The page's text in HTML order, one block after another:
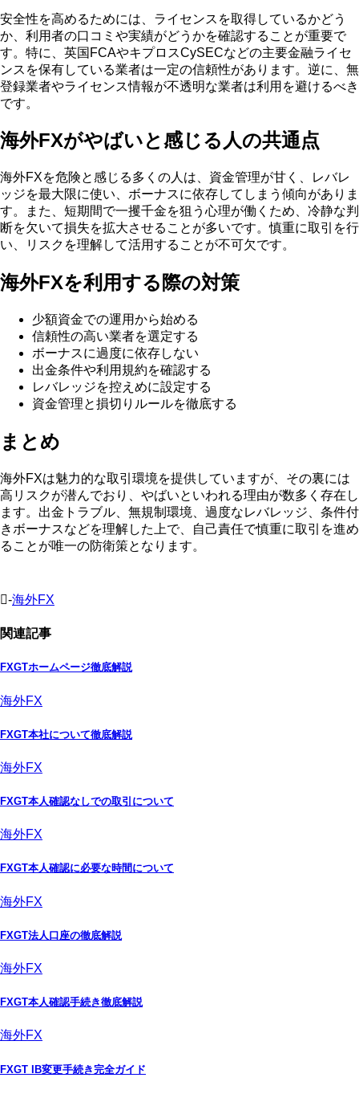
安全性を高めるためには、ライセンスを取得しているかどう
か、利用者の口コミや実績がどうかを確認することが重要で
す。特に、英国FCAやキプロスCySECなどの主要金融ライセ
ンスを保有している業者は一定の信頼性があります。逆に、無
登録業者やライセンス情報が不透明な業者は利用を避けるべき
です。
海外FXがやばいと感じる人の共通点
海外FXを危険と感じる多くの人は、資金管理が甘く、レバレ
ッジを最大限に使い、ボーナスに依存してしまう傾向がありま
す。また、短期間で一攫千金を狙う心理が働くため、冷静な判
断を欠いて損失を拡大させることが多いです。慎重に取引を行
い、リスクを理解して活用することが不可欠です。
海外FXを利用する際の対策
少額資金での運用から始める
信頼性の高い業者を選定する
ボーナスに過度に依存しない
出金条件や利用規約を確認する
レバレッジを控えめに設定する
資金管理と損切りルールを徹底する
まとめ
海外FXは魅力的な取引環境を提供していますが、その裏には
高リスクが潜んでおり、やばいといわれる理由が数多く存在し
ます。出金トラブル、無規制環境、過度なレバレッジ、条件付
きボーナスなどを理解した上で、自己責任で慎重に取引を進め
ることが唯一の防衛策となります。
-海外FX
関連記事
FXGTホームページ徹底解説
海外FX
FXGT本社について徹底解説
海外FX
FXGT本人確認なしでの取引について
海外FX
FXGT本人確認に必要な時間について
海外FX
FXGT法人口座の徹底解説
海外FX
FXGT本人確認手続き徹底解説
海外FX
FXGT IB変更手続き完全ガイド